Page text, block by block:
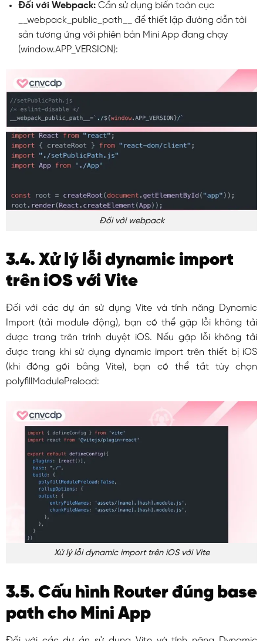
Đối với Webpack:Cần sử dụng biến toàn cục
__webpack_public_path__
để thiết lập đường dẫn tài
sản tương ứng với phiên bản Mini App đang chạy
(window.APP_VERSION):
Đối với webpack
3.4. Xử lý lỗi dynamic import
trên iOS với Vite
Đối với các dự án sử dụng Vite và tính năng Dynamic
Import (tải module động), bạn có thể gặp lỗi không tải
được trang trên trình duyệt iOS.
Nếu gặp lỗi không tải
được trang khi sử dụng dynamic import trên thiết bị iOS
(khi đóng gói bằng Vite), bạn có thể tắt tùy chọn
polyfillModulePreload:
Xử lý lỗi dynamic import trên iOS với Vite
3.5. Cấu hình Router đúng base
path cho Mini App